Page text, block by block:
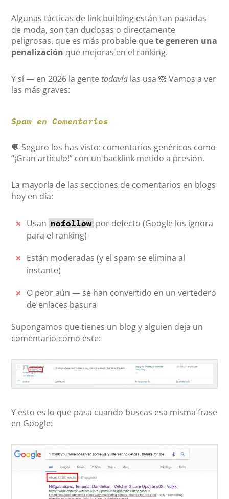
Algunas tácticas de link building están tan pasadas
de moda, son tan dudosas o directamente
peligrosas, que es más probable quete generen una
penalización que mejoras en el ranking.
Y sí — en 2026 la gente todavía las usa 🙈 Vamos a ver
las más graves:
Spam en Comentarios
💬 Seguro los has visto: comentarios genéricos como
“¡Gran artículo!” con un backlink metido a presión.
La mayoría de las secciones de comentarios en blogs
hoy en día:
Usan nofollow por defecto (Google los ignora
para el ranking)
Están moderadas (y el spam se elimina al
instante)
O peor aún — se han convertido en un vertedero
de enlaces basura
Supongamos que tienes un blog y alguien deja un
comentario como este:
Y esto es lo que pasa cuando buscas esa misma frase
en Google: